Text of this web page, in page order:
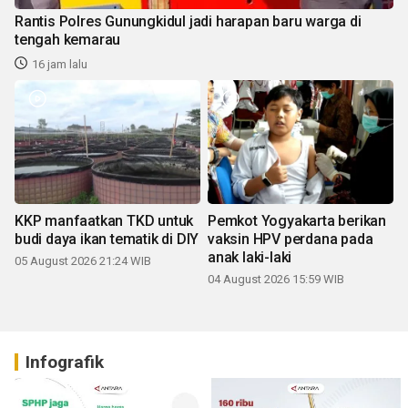
Rantis Polres Gunungkidul jadi harapan baru warga di
tengah kemarau
16 jam lalu
KKP manfaatkan TKD untuk
budi daya ikan tematik di DIY
05 August 2026 21:24 WIB
Pemkot Yogyakarta berikan
vaksin HPV perdana pada
anak laki-laki
04 August 2026 15:59 WIB
Infografik